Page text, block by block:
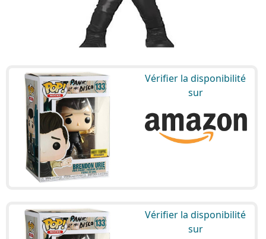
Vérifier la disponibilité
sur
Vérifier la disponibilité
sur